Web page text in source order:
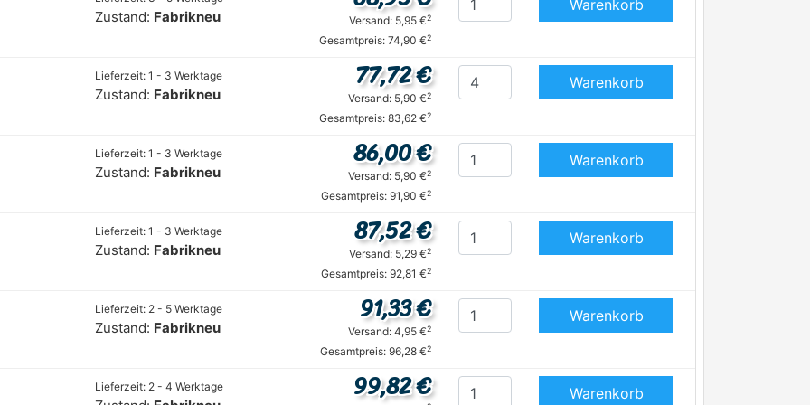
Zustand: Fabrikneu Versand: 5,95 €2
Gesamtpreis: 74,90 €2
Warenkorb
Lieferzeit: 1 - 3 Werktage
Zustand: Fabrikneu
77,72 €
Versand: 5,90 €2
Gesamtpreis: 83,62 €2
Warenkorb
Lieferzeit: 1 - 3 Werktage
Zustand: Fabrikneu
86,00 €
Versand: 5,90 €2
Gesamtpreis: 91,90 €2
Warenkorb
Lieferzeit: 1 - 3 Werktage
Zustand: Fabrikneu
87,52 €
Versand: 5,29 €2
Gesamtpreis: 92,81 €2
Warenkorb
Lieferzeit: 2 - 5 Werktage
Zustand: Fabrikneu
91,33 €
Versand: 4,95 €2
Gesamtpreis: 96,28 €2
Warenkorb
Lieferzeit: 2 - 4 Werktage 99,82 € Warenkorb